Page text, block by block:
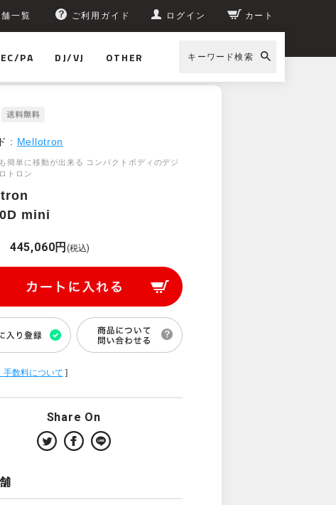
一覧 ご利用ガイド ログイン カート
PA DJ/VJ OTHER キーワード検索
: Mellotron
簡単に移動が出来る コンパクトボディのデジ
トロン
mini
445,060円(税込)
手数料について ]
Share On